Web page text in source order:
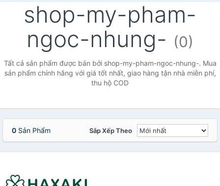
Face Shop
Face
Shop
Waterproof
Mascara
Shop
shop-my-pham-
ngoc-nhung- (0)
Tất cả sản phẩm được bán bởi shop-my-pham-ngoc-nhung-. Mua
sản phẩm chính hãng với giá tốt nhất, giao hàng tận nhà miễn phí,
thu hộ COD
0 Sản Phẩm Sắp Xếp Theo